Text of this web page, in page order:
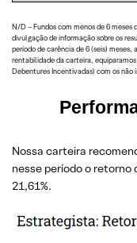
N/D – Fundos com menos de 6 meses
divulgação de informação sobre os
período de carência de 6 (seis)
rentabilidade da carteira,
Debentures Incentivadas) com os não
Nossa carteira
nesse período o retorno
21,61%.